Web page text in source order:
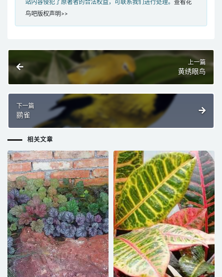
站内容侵犯了原著者的合法权益，可联系我们进行处理。 查看花
鸟吧版权声明>>
上一篇
黄绣眼鸟
下一篇
鹂雀
相关文章